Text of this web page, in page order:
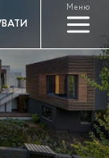
Меню
a